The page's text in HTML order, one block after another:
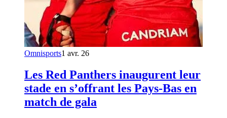
Omnisports1 avr. 26
Les Red Panthers inaugurent leur
stade en s’offrant les Pays-Bas en
match de gala